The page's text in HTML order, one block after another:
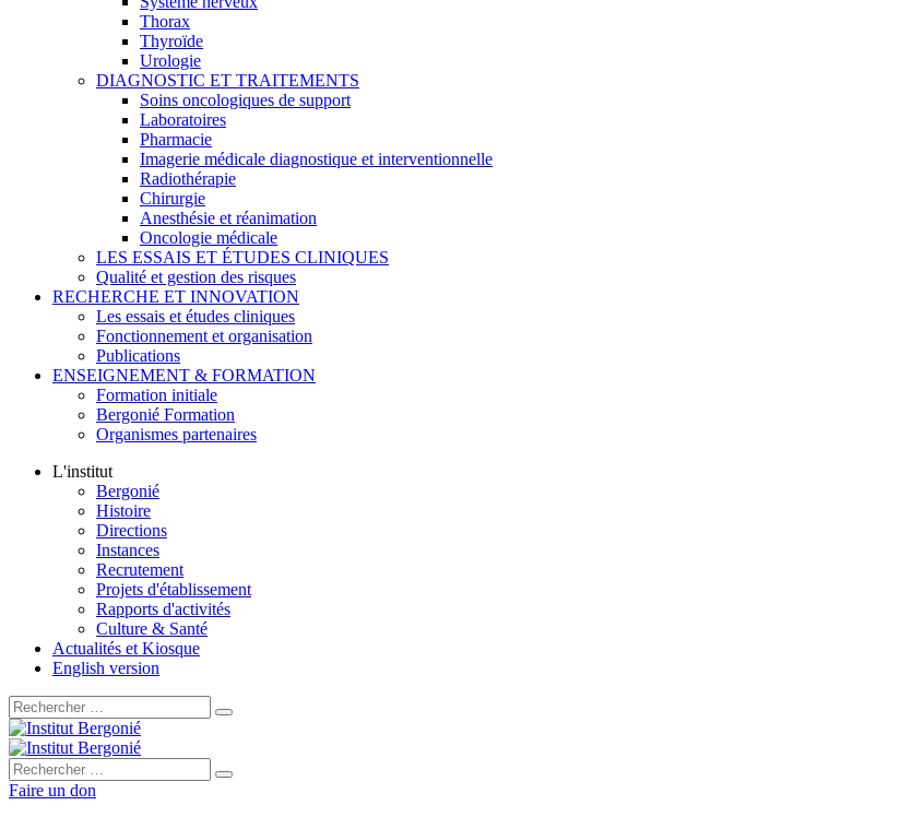
Thorax
Thyroïde
Urologie
DIAGNOSTIC ET TRAITEMENTS
Soins oncologiques de support
Laboratoires
Pharmacie
Imagerie médicale diagnostique et interventionnelle
Radiothérapie
Chirurgie
Anesthésie et réanimation
Oncologie médicale
LES ESSAIS ET ÉTUDES CLINIQUES
Qualité et gestion des risques
RECHERCHE ET INNOVATION
Les essais et études cliniques
Fonctionnement et organisation
Publications
ENSEIGNEMENT & FORMATION
Formation initiale
Bergonié Formation
Organismes partenaires
L'institut
Bergonié
Histoire
Directions
Instances
Recrutement
Projets d'établissement
Rapports d'activités
Culture & Santé
Actualités et Kiosque
English version
Rechercher :
Rechercher :
Faire un don